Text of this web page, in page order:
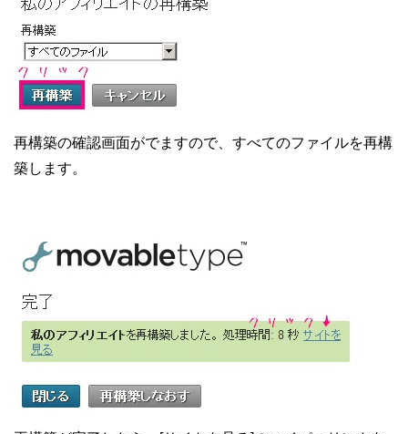
再構築の確認画面がでますので、すべてのファイルを再構
築します。